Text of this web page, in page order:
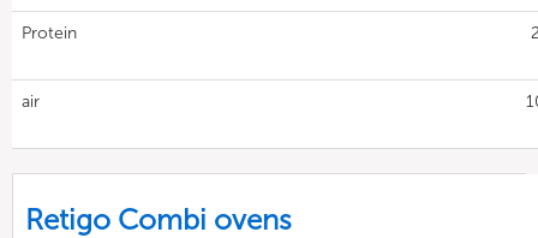
Protein
air
Retigo Combi ovens